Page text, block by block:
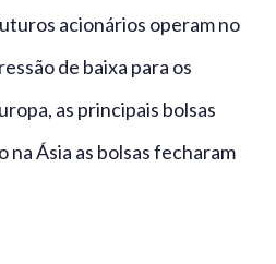
acionários operam no
de baixa para os
as principais bolsas
na Ásia as bolsas fecharam